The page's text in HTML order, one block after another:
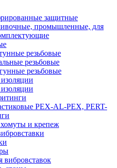
защитные
промышленные, для
резьбовые
резьбовые
резьбовые
PEX-AL-PEX, PERT-
и крепеж
вибровставок